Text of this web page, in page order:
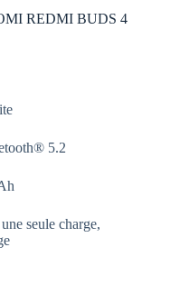
REDMI BUDS 4
5.2
seule charge,